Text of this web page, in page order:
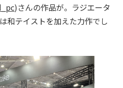
)さんの作品が。ラジエータ
和テイストを加えた力作でし